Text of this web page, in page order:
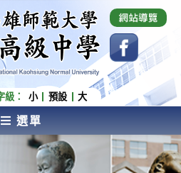
中學 Affiliated Senior
Kaohsiung Normal
級： 小 預設 大
選單
SCHOOL OF NATIONAL
UNIVERSITY